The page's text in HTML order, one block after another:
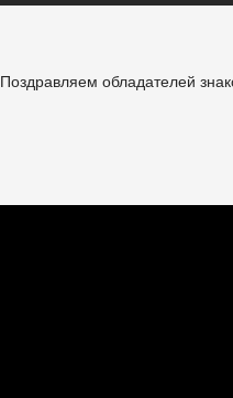
Поздравляем обладателей